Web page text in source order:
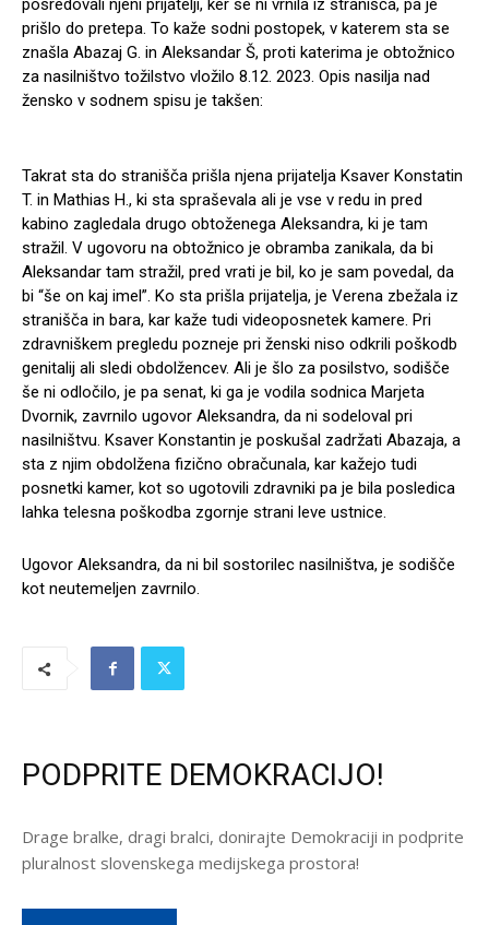
posredovali njeni prijatelji, ker se ni vrnila iz stranišča, pa je
prišlo do pretepa. To kaže sodni postopek, v katerem sta se
znašla Abazaj G. in Aleksandar Š, proti katerima je obtožnico
za nasilništvo tožilstvo vložilo 8.12. 2023. Opis nasilja nad
žensko v sodnem spisu je takšen:
Takrat sta do stranišča prišla njena prijatelja Ksaver Konstatin
T. in Mathias H., ki sta spraševala ali je vse v redu in pred
kabino zagledala drugo obtoženega Aleksandra, ki je tam
stražil. V ugovoru na obtožnico je obramba zanikala, da bi
Aleksandar tam stražil, pred vrati je bil, ko je sam povedal, da
bi “še on kaj imel”. Ko sta prišla prijatelja, je Verena zbežala iz
stranišča in bara, kar kaže tudi videoposnetek kamere. Pri
zdravniškem pregledu pozneje pri ženski niso odkrili poškodb
genitalij ali sledi obdolžencev. Ali je šlo za posilstvo, sodišče
še ni odločilo, je pa senat, ki ga je vodila sodnica Marjeta
Dvornik, zavrnilo ugovor Aleksandra, da ni sodeloval pri
nasilništvu. Ksaver Konstantin je poskušal zadržati Abazaja, a
sta z njim obdolžena fizično obračunala, kar kažejo tudi
posnetki kamer, kot so ugotovili zdravniki pa je bila posledica
lahka telesna poškodba zgornje strani leve ustnice.
Ugovor Aleksandra, da ni bil sostorilec nasilništva, je sodišče
kot neutemeljen zavrnilo.
PODPRITE DEMOKRACIJO!
Drage bralke, dragi bralci, donirajte Demokraciji in podprite
pluralnost slovenskega medijskega prostora!